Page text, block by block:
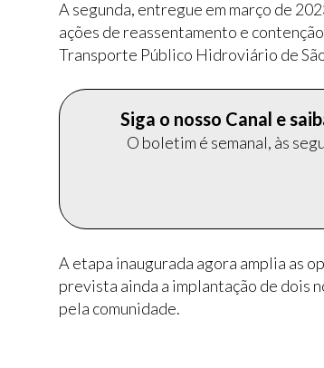
A segunda, entregue em março de
ações de reassentamento e
Transporte Público Hidroviário de
Siga o nosso Canal e
O boletim é semanal, às
A etapa inaugurada agora amplia as
prevista ainda a implantação de dois
pela comunidade.